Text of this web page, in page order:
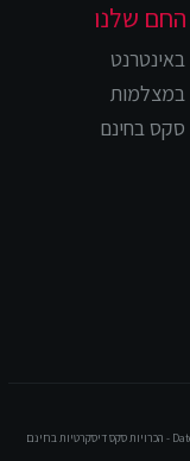
החם שלנו
באינטרנט
במצלמות
סקס בחינם